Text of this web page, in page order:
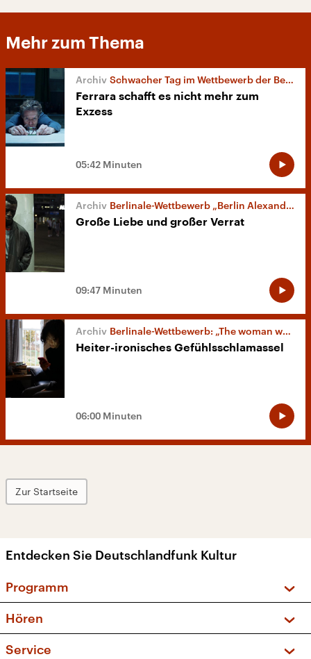
Mehr zum Thema
Schwacher Tag im Wettbewerb der Berlinale
Ferrara schafft es nicht mehr zum
Exzess
05:42 Minuten
Berlinale-Wettbewerb „Berlin Alexanderplatz“ und „DAU. Natasha“
Große Liebe und großer Verrat
09:47 Minuten
Berlinale-Wettbewerb: „The woman who ran“
Heiter-ironisches Gefühlsschlamassel
06:00 Minuten
Zur Startseite
Entdecken Sie Deutschlandfunk Kultur
Programm
Sendungen und Podcasts
Hören
Service